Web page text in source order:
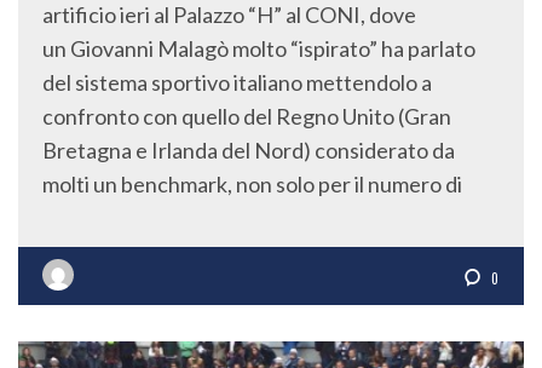
artificio ieri al Palazzo “H” al CONI, dove
un Giovanni Malagò molto “ispirato” ha parlato
del sistema sportivo italiano mettendolo a
confronto con quello del Regno Unito (Gran
Bretagna e Irlanda del Nord) considerato da
molti un benchmark, non solo per il numero di
0